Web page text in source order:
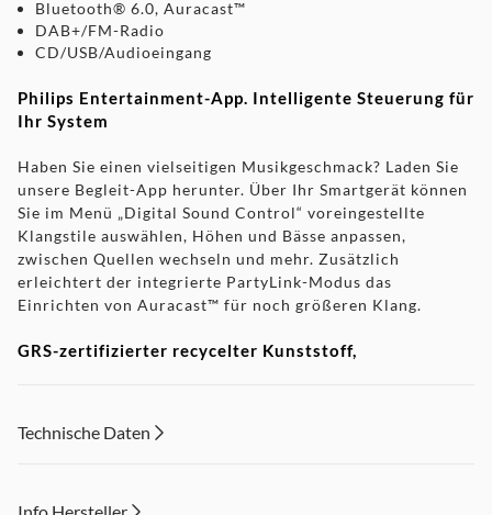
Bluetooth® 6.0, Auracast™
DAB+/FM-Radio
CD/USB/Audioeingang
Philips Entertainment-App. Intelligente Steuerung für
Ihr System
Haben Sie einen vielseitigen Musikgeschmack? Laden Sie
unsere Begleit-App herunter. Über Ihr Smartgerät können
Sie im Menü „Digital Sound Control“ voreingestellte
Klangstile auswählen, Höhen und Bässe anpassen,
zwischen Quellen wechseln und mehr. Zusätzlich
erleichtert der integrierte PartyLink-Modus das
Einrichten von Auracast™ für noch größeren Klang.
GRS-zertifizierter recycelter Kunststoff,
und unsere Verpackungen bestehen aus FSC-zertifiziertem
Großartiger Stereo-Sound für alles, was Sie lieben.
Technische Daten